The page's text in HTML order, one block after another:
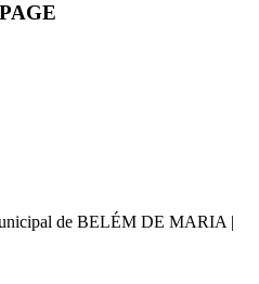
de BELÉM DE MARIA |